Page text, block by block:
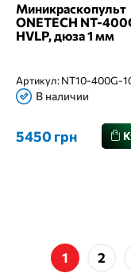
Миникраскопульт
ONETECH NT-
HVLP, дюза 1 мм
Артикул:NT10-400G-
В наличии
5450 грн
1 2